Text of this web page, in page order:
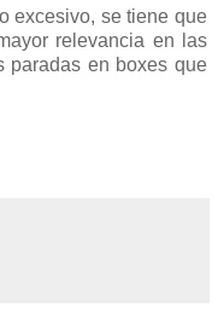
excesivo, se tiene que
relevancia en las
paradas en boxes que